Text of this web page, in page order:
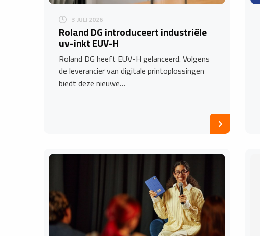
3 JULI 2026
Roland DG introduceert industriële
uv-inkt EUV-H
Roland DG heeft EUV-H gelanceerd. Volgens
de leverancier van digitale printoplossingen
biedt deze nieuwe…